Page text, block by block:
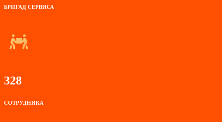
БРИГАД СЕРВИСА
328
СОТРУДНИКА